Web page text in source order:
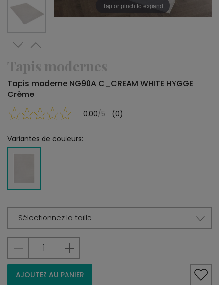
Tap or pinch to expand
Tapis modernes
Tapis moderne NG90A C_CREAM WHITE HYGGE
Crème
0,00/5 (0)
Variantes de couleurs:
Sélectionnez la taille
AJOUTEZ AU PANIER